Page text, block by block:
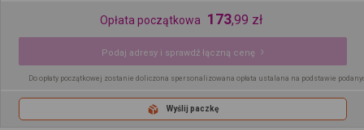
Opłata początkowa 173,99 zł
Podaj adresy i sprawdź łączną cenę
Do opłaty początkowej zostanie doliczona spersonalizowana opłata ustalana na podstawie
Wyślij paczkę